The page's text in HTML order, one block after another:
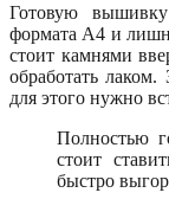
Готовую
формата А4 и
стоит камнями
обработать
для этого нужно
Полностью
стоит
быстро